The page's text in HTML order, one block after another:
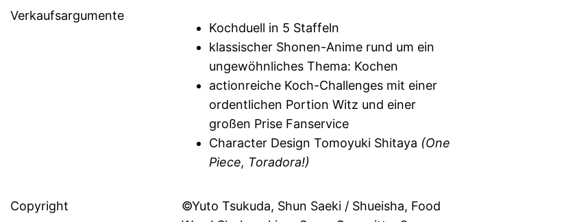
Verkaufsargumente
Kochduell in 5 Staffeln
klassischer Shonen-Anime rund um ein
ungewöhnliches Thema: Kochen
actionreiche Koch-Challenges mit einer
ordentlichen Portion Witz und einer
großen Prise Fanservice
Character Design Tomoyuki Shitaya (One
Piece, Toradora!)
Copyright
©Yuto Tsukuda, Shun Saeki / Shueisha, Food